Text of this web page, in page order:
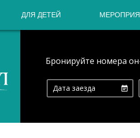
ДЛЯ ДЕТЕЙ
Бронируйте номера